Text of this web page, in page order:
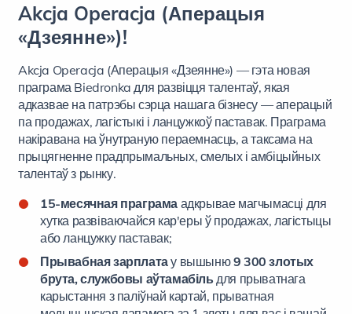
Akcja Operacja (Аперацыя
«Дзеянне»)!
Akcja Operacja (Аперацыя «Дзеянне») — гэта новая
праграма Biedronka для развіцця талентаў, якая
адказвае на патрэбы сэрца нашага бізнесу — аперацый
па продажах, лагістыкі і ланцужкоў паставак. Праграма
накіравана на ўнутраную пераемнасць, а таксама на
прыцягненне прадпрымальных, смелых і амбіцыйных
талентаў з рынку.
15-месячная праграма адкрывае магчымасці для
хутка развіваючайся кар'еры ў продажах, лагістыцы
або ланцужку паставак;
Прывабная зарплатау вышыню9 300 злотых
брута, службовы аўтамабільдля прыватнага
карыстання з паліўнай картай, прыватная